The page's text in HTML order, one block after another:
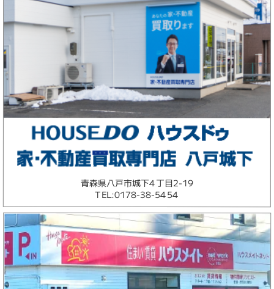
青森県八戸市城下4丁目2-19
TEL:0178-38-5454